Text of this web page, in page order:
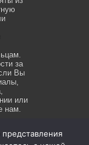
за
Вы
или
нам.